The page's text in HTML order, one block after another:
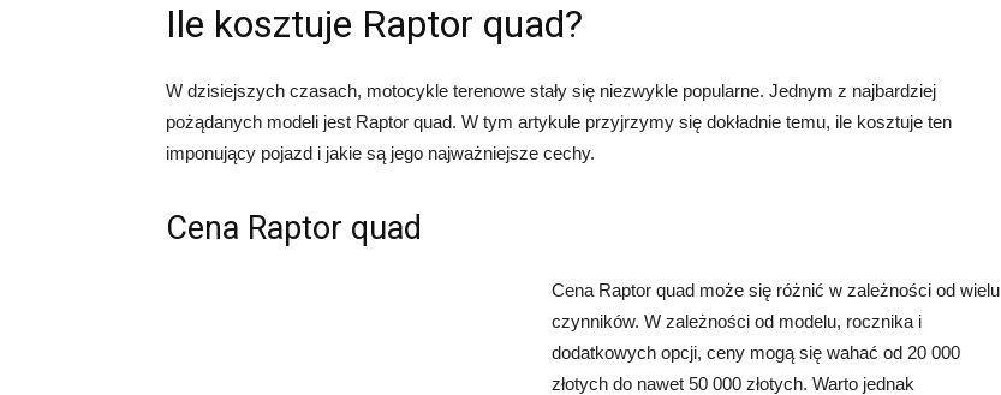
Ile kosztuje Raptor quad?
W dzisiejszych czasach, motocykle terenowe stały się niezwykle popularne. Jednym z najbardziej
pożądanych modeli jest Raptor quad. W tym artykule przyjrzymy się dokładnie temu, ile kosztuje ten
imponujący pojazd i jakie są jego najważniejsze cechy.
Cena Raptor quad
Cena Raptor quad może się różnić w zależności od wielu
czynników. W zależności od modelu, rocznika i
dodatkowych opcji, ceny mogą się wahać od 20 000
złotych do nawet 50 000 złotych. Warto jednak